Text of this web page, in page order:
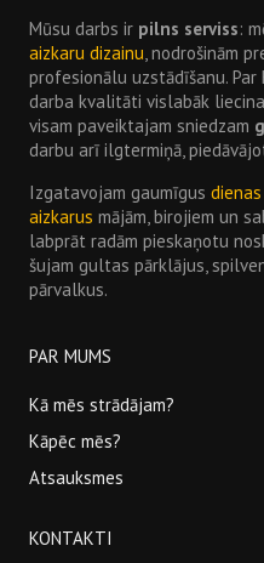
Mūsu darbs ir pilns serviss:
aizkaru dizainu, nodrošinām
profesionālu uzstādīšanu.
darba kvalitāti vislabāk
visam paveiktajam sniedzam
darbu arī ilgtermiņā,
Izgatavojam gaumīgus
aizkarus mājām, birojiem un
labprāt radām pieskaņotu
šujam gultas pārklājus,
pārvalkus.
PAR MUMS
Kā mēs strādājam?
Kāpēc mēs?
Atsauksmes
KONTAKTI